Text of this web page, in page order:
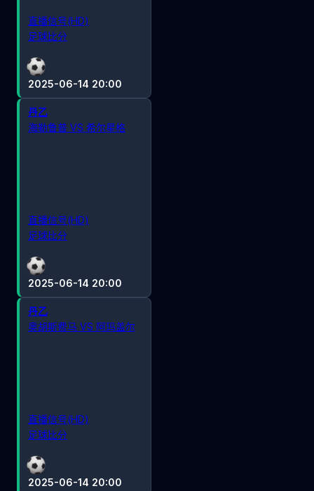
2025-06-14 20:00
直播信号(HD)
足球比分
2025-06-14 20:00
丹乙
海勒鲁普 VS 希尔星格
直播信号(HD)
足球比分
2025-06-14 20:00
丹乙
奥胡斯费马 VS 阿玛盖尔
直播信号(HD)
足球比分